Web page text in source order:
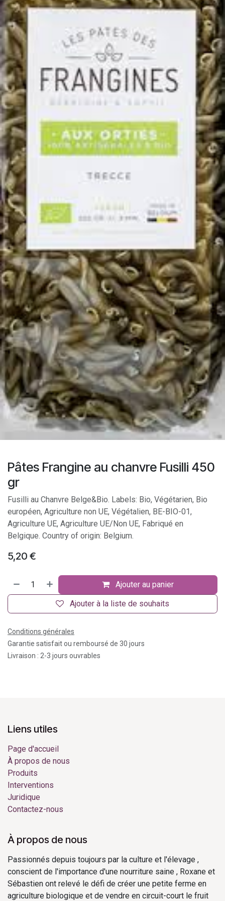
Pâtes Frangine au chanvre Fusilli 450
gr
Fusilli au Chanvre Belge&Bio. Labels: Bio, Végétarien, Bio
européen, Agriculture non UE, Végétalien, BE-BIO-01,
Agriculture UE, Agriculture UE/Non UE, Fabriqué en
Belgique. Country of origin: Belgium.
5,20 €
Ajouter au panier
Ajouter à la liste de souhaits
Conditions générales
Garantie satisfait ou remboursé de 30 jours
Livraison : 2-3 jours ouvrables
Liens utiles
Page d'accueil
À propos de nous
Produits
Interventions
Juridique
Contactez-nous
À propos de nous
Passionnés depuis toujours par la culture et l'élevage ,
conscient de l'importance d'une nourriture saine , Roxane et
Sébastien ont relevé le défi de créer une petite ferme en
agriculture biologique et de vendre en circuit-court le fruit